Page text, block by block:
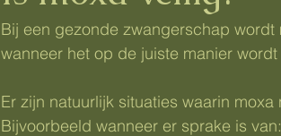
Bij een gezonde zwangerschap
wanneer het op de juiste manier
Er zijn natuurlijk situaties waarin moxa
Bijvoorbeeld wanneer er sprake is van: